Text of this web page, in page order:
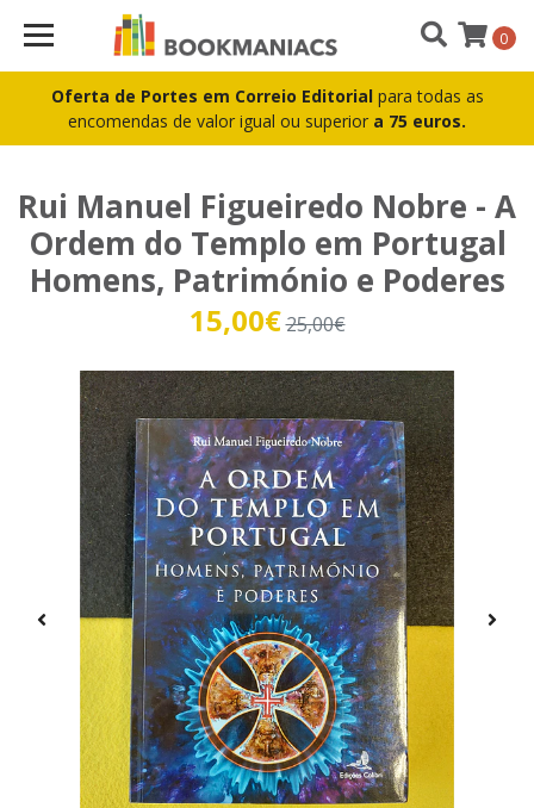
Oferta de Portes em Correio Editorial para todas as
encomendas de valor igual ou superior a 75 euros.
0
Rui Manuel Figueiredo Nobre - A
Ordem do Templo em Portugal
Homens, Património e Poderes
15,00€25,00€